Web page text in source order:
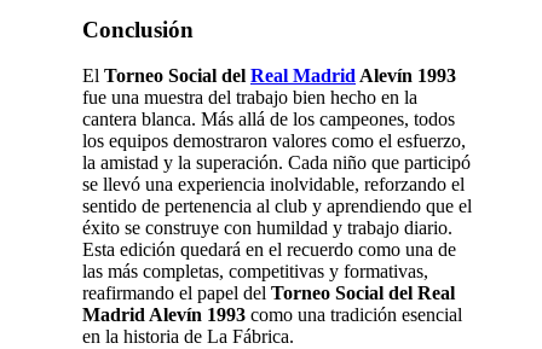
Conclusión
El Torneo Social del Real Madrid Alevín 1993
fue una muestra del trabajo bien hecho en la
cantera blanca. Más allá de los campeones, todos
los equipos demostraron valores como el esfuerzo,
la amistad y la superación. Cada niño que participó
se llevó una experiencia inolvidable, reforzando el
sentido de pertenencia al club y aprendiendo que el
éxito se construye con humildad y trabajo diario.
Esta edición quedará en el recuerdo como una de
las más completas, competitivas y formativas,
reafirmando el papel del Torneo Social del Real
Madrid Alevín 1993 como una tradición esencial
en la historia de La Fábrica.